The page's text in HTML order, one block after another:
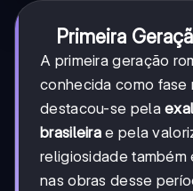
Primeira
A primeira geração
conhecida como fase
destacou-se pela
brasileira e pela
religiosidade também
nas obras desse